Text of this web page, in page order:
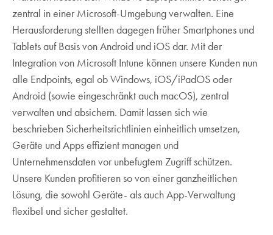
zentral in einer Microsoft-Umgebung verwalten. Eine
Herausforderung stellten dagegen früher Smartphones und
Tablets auf Basis von Android und iOS dar. Mit der
Integration von Microsoft Intune können unsere Kunden nun
alle Endpoints, egal ob Windows, iOS/iPadOS oder
Android (sowie eingeschränkt auch macOS), zentral
verwalten und absichern. Damit lassen sich wie
beschrieben Sicherheitsrichtlinien einheitlich umsetzen,
Geräte und Apps effizient managen und
Unternehmensdaten vor unbefugtem Zugriff schützen.
Unsere Kunden profitieren so von einer ganzheitlichen
Lösung, die sowohl Geräte- als auch App-Verwaltung
flexibel und sicher gestaltet.